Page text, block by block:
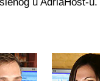
u AdriaHost-u.